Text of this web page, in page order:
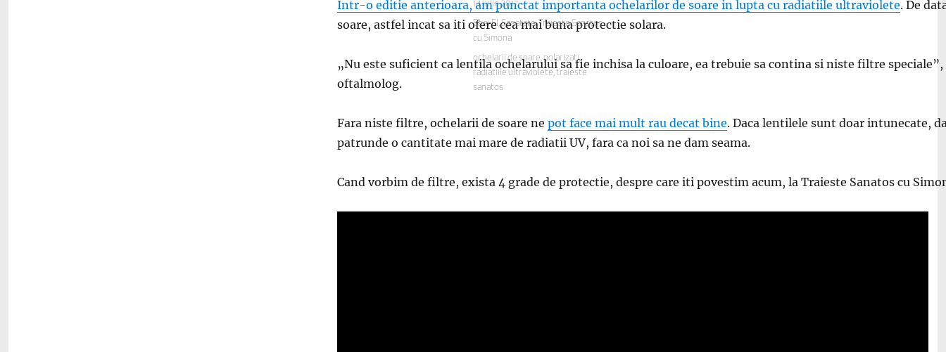
Intr-o editie anterioara, am punctat importanta ochelarilor de soare in lupta cu radiatiile ultraviolete. De
soare, astfel incat sa iti ofere cea mai buna protectie solara.
„Nu este suficient ca lentila ochelarului sa fie inchisa la culoare, ea trebuie sa contina si niste filtre
oftalmolog.
Fara niste filtre, ochelarii de soare ne pot face mai mult rau decat bine. Daca lentilele sunt doar intunecate,
patrunde o cantitate mai mare de radiatii UV, fara ca noi sa ne dam seama.
Cand vorbim de filtre, exista 4 grade de protectie, despre care iti povestim acum, la Traieste Sanatos cu
Publicat
pe
14 iulie 2017
Categorii
Ea si El ,Sanatate,Traieste Sanatos
cu Simona
Etichete
ochelarii de soare,polarizati,
radiatiile ultraviolete,traieste
sanatos